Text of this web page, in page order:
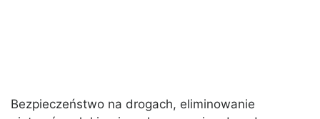
Bezpieczeństwo na drogach, eliminowanie